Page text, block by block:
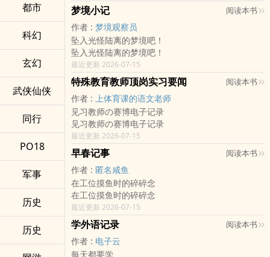
都市
科幻
玄幻
武侠仙侠
同行
PO18
军事
历史
历史
梦境小记 阅读本书
作者 : 梦境观察员
坠入光怪陆离的梦境吧！
坠入光怪陆离的梦境吧！
最近更新 2026-07-15
特殊教育教师顶岗实习要闻 阅读本书
作者 : 上体育课的语文老师
见习教师の赛博电子记录
见习教师の赛博电子记录
最近更新 2026-07-15
早春记事 阅读本书
作者 : 匿名咸鱼
在工位摸鱼时的碎碎念
在工位摸鱼时的碎碎念
最近更新 2026-07-15
学外语记录 阅读本书
作者 : 电子云
每天都要学